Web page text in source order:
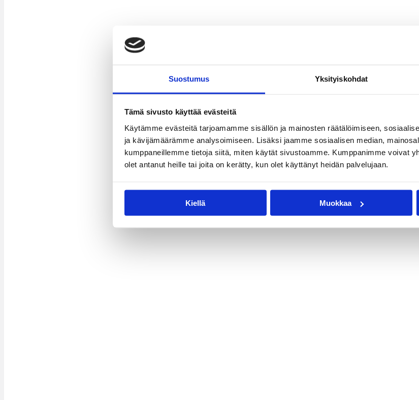
Suostumus Yksityiskohdat
Tämä sivusto käyttää evästeitä
Käytämme evästeitä tarjoamamme sisällön ja mainosten räätälöimiseen,
ja kävijämäärämme analysoimiseen. Lisäksi jaamme sosiaalisen median,
kumppaneillemme tietoja siitä, miten käytät sivustoamme. Kumppanimme voivat
olet antanut heille tai joita on kerätty, kun olet käyttänyt heidän palvelujaan.
Kiellä Muokkaa